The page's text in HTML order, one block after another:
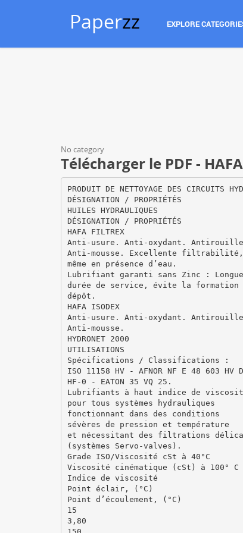
Paperzz EXPLORE
No category
Télécharger le PDF -
PRODUIT DE NETTOYAGE DES CIRCUITS
DÉSIGNATION / PROPRIÉTÉS
HUILES HYDRAULIQUES
DÉSIGNATION / PROPRIÉTÉS
HAFA FILTREX
Anti-usure. Anti-oxydant.
Anti-mousse. Excellente filtrabilité,
même en présence d’eau.
Lubrifiant garanti sans Zinc : Longue
durée de service, évite la formation
dépôt.
HAFA ISODEX
Anti-usure. Anti-oxydant.
Anti-mousse.
HYDRONET 2000
UTILISATIONS
Spécifications / Classifications :
ISO 11158 HV - AFNOR NF E 48 603 HV
HF-0 - EATON 35 VQ 25.
Lubrifiants à haut indice de
pour tous systèmes hydrauliques
fonctionnant dans des conditions
sévères de pression et température
et nécessitant des filtrations
(systèmes Servo-valves).
Grade ISO/Viscosité cSt à 40°C
Viscosité cinématique (cSt) à 100° C
Indice de viscosité
Point éclair, (°C)
Point d’écoulement, (°C)
15
3,80
150